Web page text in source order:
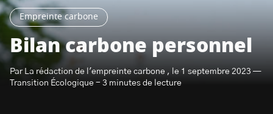
Empreinte carbone
Bilan carbone personnel
Par La rédaction de l'empreinte carbone , le 1 septembre 2023 —
Transition Écologique - 3 minutes de lecture
Gestes écologiques
Inspiré.es inspirant.es
interview Volte-face